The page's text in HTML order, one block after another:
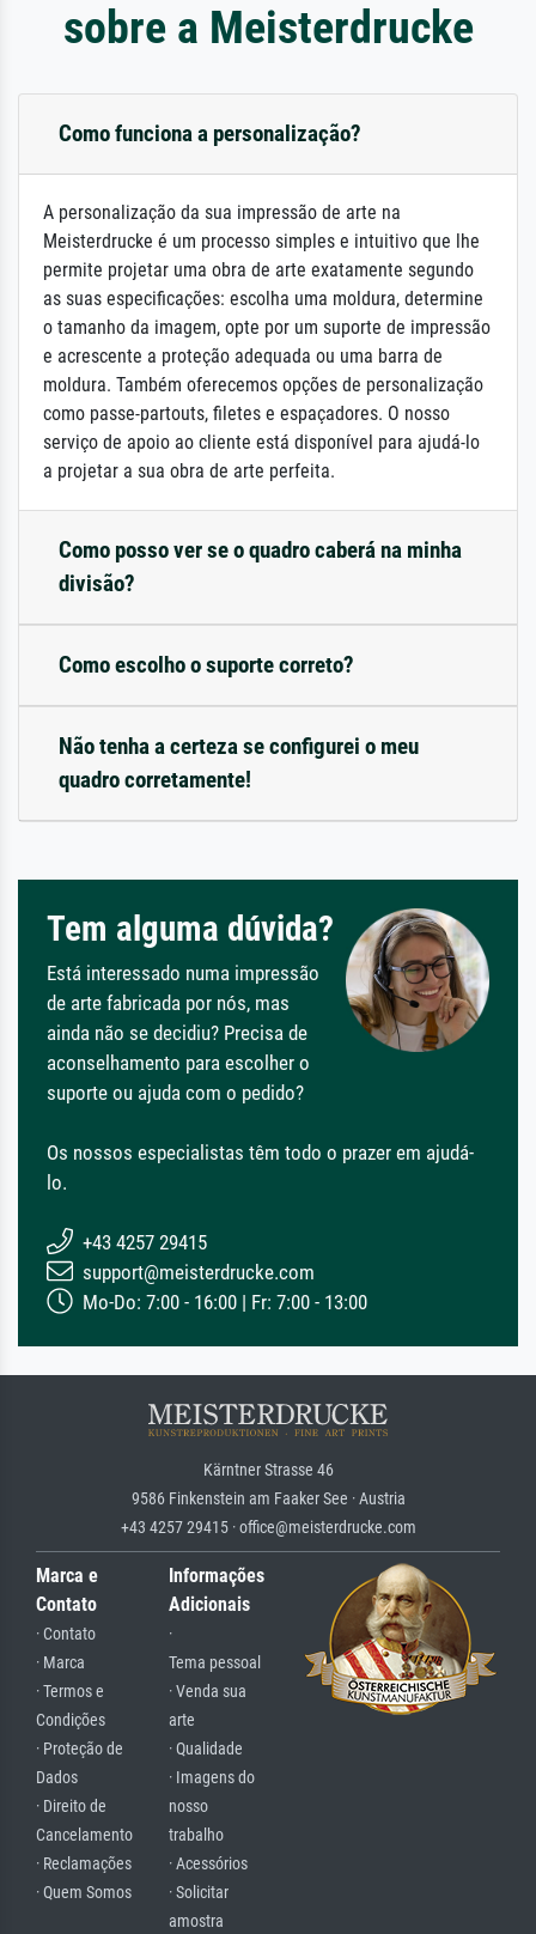
sobre a Meisterdrucke
Como funciona a personalização?
A personalização da sua impressão de arte na
Meisterdrucke é um processo simples e intuitivo que lhe
permite projetar uma obra de arte exatamente segundo
as suas especificações: escolha uma moldura, determine
o tamanho da imagem, opte por um suporte de impressão
e acrescente a proteção adequada ou uma barra de
moldura. Também oferecemos opções de personalização
como passe-partouts, filetes e espaçadores. O nosso
serviço de apoio ao cliente está disponível para ajudá-lo
a projetar a sua obra de arte perfeita.
Como posso ver se o quadro caberá na minha
divisão?
Como escolho o suporte correto?
Não tenha a certeza se configurei o meu
quadro corretamente!
Tem alguma dúvida?
Está interessado numa impressão
de arte fabricada por nós, mas
ainda não se decidiu? Precisa de
aconselhamento para escolher o
suporte ou ajuda com o pedido?
Os nossos especialistas têm todo o prazer em ajudá-
lo.
+43 4257 29415
support@meisterdrucke.com
Mo-Do: 7:00 - 16:00 | Fr: 7:00 - 13:00
Kärntner Strasse 46
9586 Finkenstein am Faaker See · Austria
+43 4257 29415 · office@meisterdrucke.com
Marca e
Contato
· Contato
· Marca
· Termos e
Condições
· Proteção de
Dados
· Direito de
Cancelamento
· Reclamações
· Quem Somos
Informações
Adicionais
·
Tema pessoal
· Venda sua
arte
· Qualidade
· Imagens do
nosso
trabalho
· Acessórios
· Solicitar
amostra